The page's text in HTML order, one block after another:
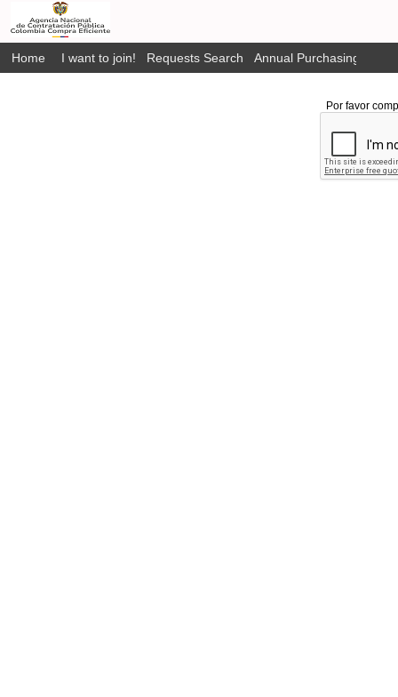
Home I want to join! Requests Search Annual Purchasing Plan
Por favor